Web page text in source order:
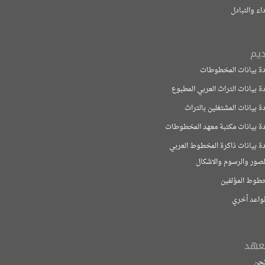
المخطوطات
التراث العربي المطبوع
المشتغلين بالتراث
مكتبة معهد المخطوطات
ذاكرة المخطوط العربي
والاشكال